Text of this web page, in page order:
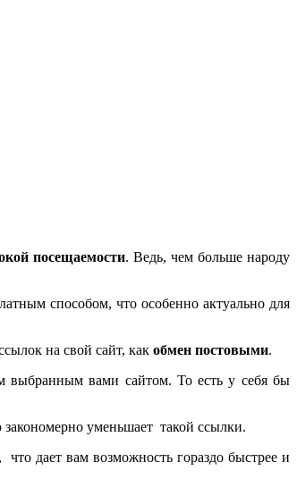
посещаемости. Ведь, чем больше народу
способом, что особенно актуально для
на свой сайт, как обмен постовыми.
выбранным вами сайтом. То есть у себя бы
уменьшает такой ссылки.
дает вам возможность гораздо быстрее и